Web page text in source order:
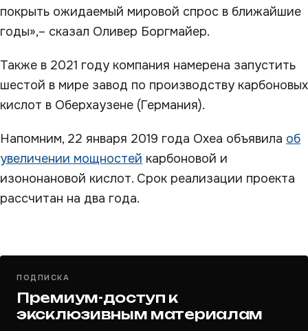
покрыть ожидаемый мировой спрос в ближайшие
годы»,– сказал Оливер Боргмайер.
Также в 2021 году компания намерена запустить
шестой в мире завод по производству карбоновых
кислот в Оберхаузене (Германия).
Напомним, 22 января 2019 года Oxea объявила об
увеличении мощностей карбоновой и
изононановой кислот. Срок реализации проекта
рассчитан на два года.
ПОДПИСКА
Премиум-доступ к
эксклюзивным материалам